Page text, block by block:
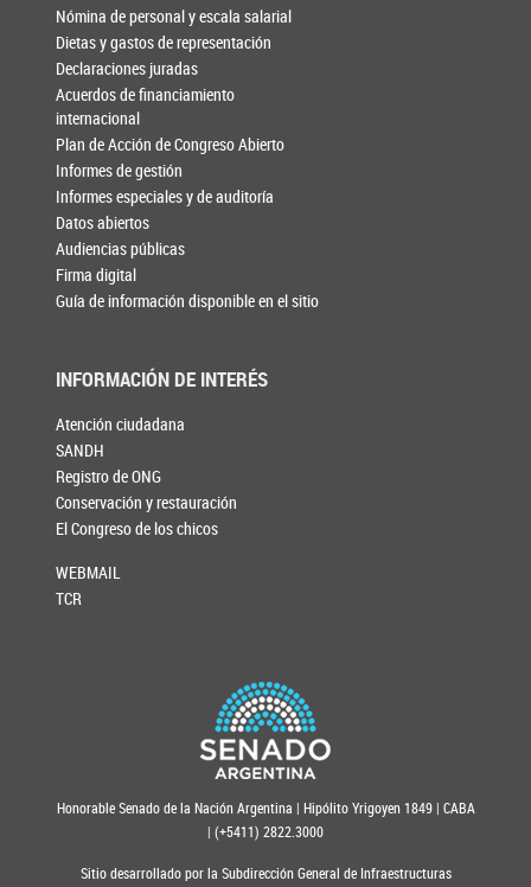
Nómina de personal y escala salarial
Dietas y gastos de representación
Declaraciones juradas
Acuerdos de financiamiento
internacional
Plan de Acción de Congreso Abierto
Informes de gestión
Informes especiales y de auditoría
Datos abiertos
Audiencias públicas
Firma digital
Guía de información disponible en el sitio
INFORMACIÓN DE INTERÉS
Atención ciudadana
SANDH
Registro de ONG
Conservación y restauración
El Congreso de los chicos
WEBMAIL
TCR
Honorable Senado de la Nación Argentina | Hipólito Yrigoyen 1849 | CABA
| (+5411) 2822.3000
Sitio desarrollado por la Subdirección General de Infraestructuras